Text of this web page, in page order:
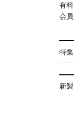
有
会
特
新